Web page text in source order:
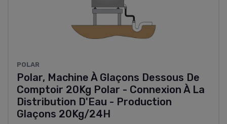
POLAR
Polar, Machine À Glaçons Dessous De
Comptoir 20Kg Polar - Connexion À La
Distribution D'Eau - Production
Glaçons 20Kg/24H